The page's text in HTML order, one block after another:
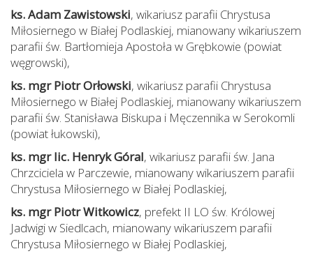
ks. Adam Zawistowski, wikariusz parafii Chrystusa
Miłosiernego w Białej Podlaskiej, mianowany wikariuszem
parafii św. Bartłomieja Apostoła w Grębkowie (powiat
węgrowski),
ks. mgr Piotr Orłowski, wikariusz parafii Chrystusa
Miłosiernego w Białej Podlaskiej, mianowany wikariuszem
parafii św. Stanisława Biskupa i Męczennika w Serokomli
(powiat łukowski),
ks. mgr lic. Henryk Góral, wikariusz parafii św. Jana
Chrzciciela w Parczewie, mianowany wikariuszem parafii
Chrystusa Miłosiernego w Białej Podlaskiej,
ks. mgr Piotr Witkowicz, prefekt II LO św. Królowej
Jadwigi w Siedlcach, mianowany wikariuszem parafii
Chrystusa Miłosiernego w Białej Podlaskiej,